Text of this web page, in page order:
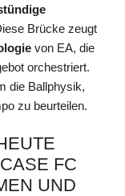
Brücke zeugt
von EA, die
orchestriert.
die Ballphysik,
zu beurteilen.
FC
UND